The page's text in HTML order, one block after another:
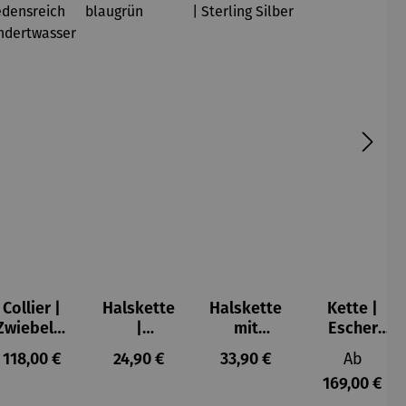
Collier |
rm –
Friedensr
Regulärer Preis:
118,00 €
Halskette
Hortensie
blaugrün
Regulärer Preis:
24,90 €
Halskette
mit
Katzenanh
änger |
Regulärer Preis:
33,90 €
Kette |
Escher
Kugel
Ab
169,00 €